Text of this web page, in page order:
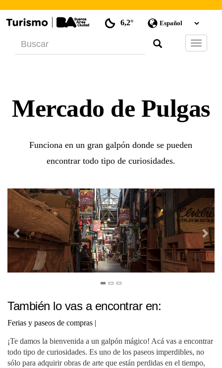
6,2°
Barra
de
Mercado de Pulgas
Funciona en un gran galpón donde se pueden
encontrar todo tipo de curiosidades.
También lo vas a encontrar en:
Ferias y paseos de compras |
¡Te damos la bienvenida a un galpón mágico! Acá vas a encontrar
todo tipo de curiosidades. Es uno de los paseos imperdibles, no
sólo para adquirir obras de arte que están perdidas en el tiempo,